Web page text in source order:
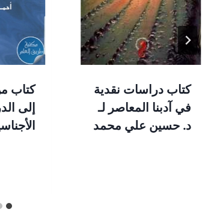
كتاب دراسات نقدية
في آدبنا المعاصر لـ
د. حسين علي محمد
كتاب
إلى